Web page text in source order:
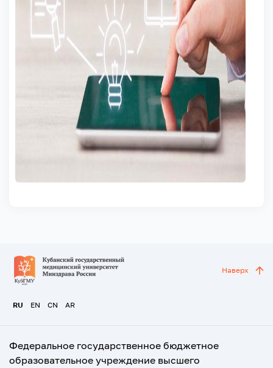
RU EN CN AR
Наверх
Федеральное государственное бюджетное
образовательное учреждение высшего